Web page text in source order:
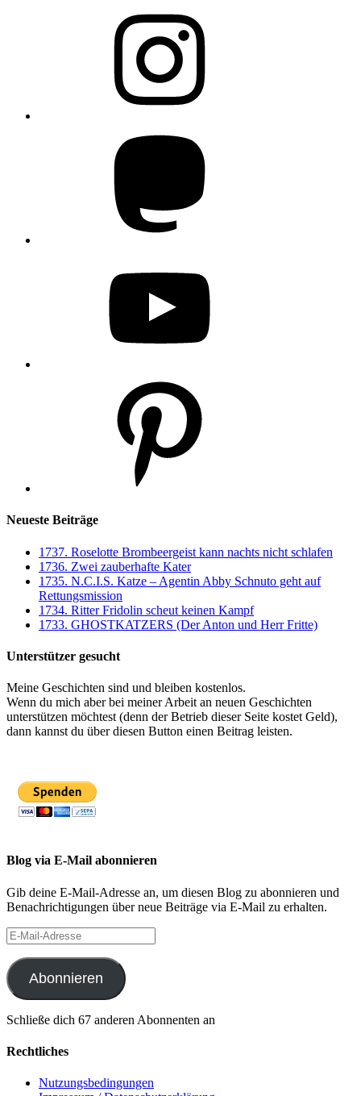
Neueste Beiträge
1737. Roselotte Brombeergeist kann nachts nicht schlafen
1736. Zwei zauberhafte Kater
1735. N.C.I.S. Katze – Agentin Abby Schnuto geht auf
Rettungsmission
1734. Ritter Fridolin scheut keinen Kampf
1733. GHOSTKATZERS (Der Anton und Herr Fritte)
Unterstützer gesucht
Meine Geschichten sind und bleiben kostenlos.
Wenn du mich aber bei meiner Arbeit an neuen Geschichten
unterstützen möchtest (denn der Betrieb dieser Seite kostet Geld),
dann kannst du über diesen Button einen Beitrag leisten.
Blog via E-Mail abonnieren
Gib deine E-Mail-Adresse an, um diesen Blog zu abonnieren und
Benachrichtigungen über neue Beiträge via E-Mail zu erhalten.
E-
Mail-
Adresse
Abonnieren
Schließe dich 67 anderen Abonnenten an
Rechtliches
Nutzungsbedingungen